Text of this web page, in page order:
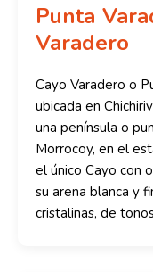
Punta
Varadero
Cayo Varadero o
ubicada en
una península o
Morrocoy, en el
el único Cayo con
su arena blanca y
cristalinas, de